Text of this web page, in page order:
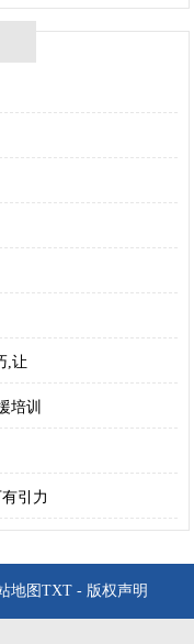
,让
培训
引力
地图 TXT- 版权声明